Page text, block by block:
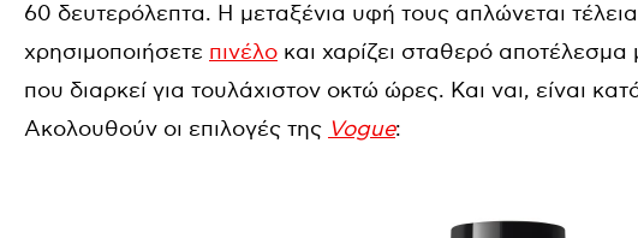
60 δευτερόλεπτα. Η μεταξένια υφή τους απλώνεται
χρησιμοποιήσετε πινέλο και χαρίζει σταθερό
που διαρκεί για τουλάχιστον οκτώ ώρες. Και ναι, είναι
Aκολουθούν οι επιλογές της Vogue: